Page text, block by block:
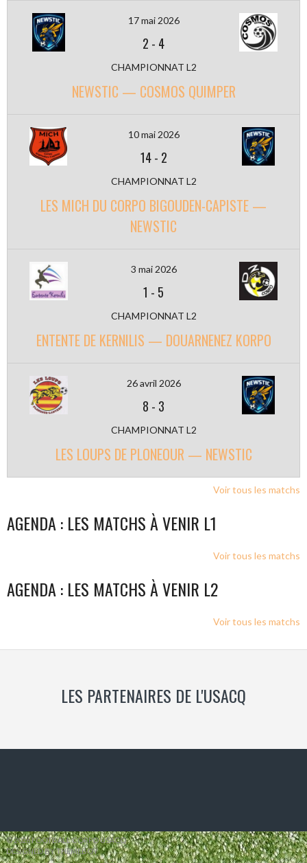
17 mai 2026
2 - 4
CHAMPIONNAT L2
NEWSTIC — COSMOS QUIMPER
10 mai 2026
14- 2
CHAMPIONNAT L2
LES MICH DU CORPO BIGOUDEN-CAPISTE —
NEWSTIC
3 mai 2026
1 - 5
CHAMPIONNAT L2
ENTENTE DE KERNILIS — DOUARNENEZ KORPO
26 avril 2026
8 - 3
CHAMPIONNAT L2
LES LOUPS DE PLONEOUR — NEWSTIC
Voir tous les matchs
AGENDA : LES MATCHS À VENIR L1
Voir tous les matchs
AGENDA : LES MATCHS À VENIR L2
Voir tous les matchs
LES PARTENAIRES DE L'USACQ
© 2026 FOOTBALL CORPO USACQ
DESIGNED BY THEMEBOY